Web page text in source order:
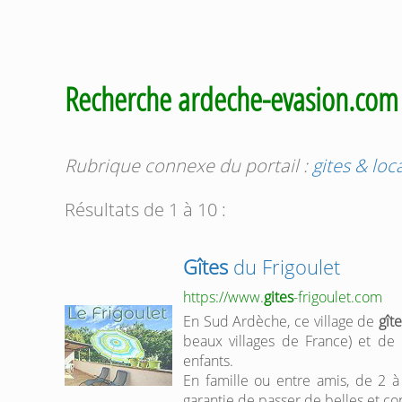
Recherche ardeche-
Rubrique connexe du portail :gites &
Résultats de 1 à 10 :
Gîtes du Frigoulet
https://www.gites-frigoulet.com
En Sud Ardèche, ce village de
beaux villages de France) et
enfants.
En famille ou entre amis, de 2